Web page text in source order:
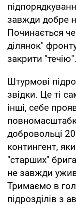
завжди добре
Починається
ділянок"
закрити "течію".
Штурмові
звідки. Це ті
інші, себе
добровольці
контингент,
"старших"
не завжди
Тримаємо в
підрозділів з